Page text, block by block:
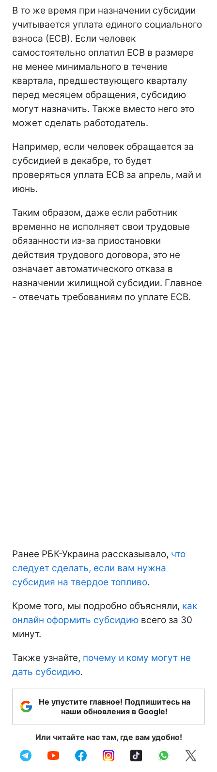
В то же время при назначении субсидии
учитывается уплата единого социального
взноса (ЕСВ). Если человек
самостоятельно оплатил ЕСВ в размере
не менее минимального в течение
квартала, предшествующего кварталу
перед месяцем обращения, субсидию
могут назначить. Также вместо него это
может сделать работодатель.
Например, если человек обращается за
субсидией в декабре, то будет
проверяться уплата ЕСВ за апрель, май и
июнь.
Таким образом, даже если работник
временно не исполняет свои трудовые
обязанности из-за приостановки
действия трудового договора, это не
означает автоматического отказа в
назначении жилищной субсидии. Главное
- отвечать требованиям по уплате ЕСВ.
Ранее РБК-Украина рассказывало, что
следует сделать, если вам нужна
субсидия на твердое топливо.
Кроме того, мы подробно объясняли, как
онлайн оформить субсидию всего за 30
минут.
Также узнайте, почему и кому могут не
дать субсидию.
Не упустите главное! Подпишитесь на
наши обновления в Google!
Или читайте нас там, где вам удобно!